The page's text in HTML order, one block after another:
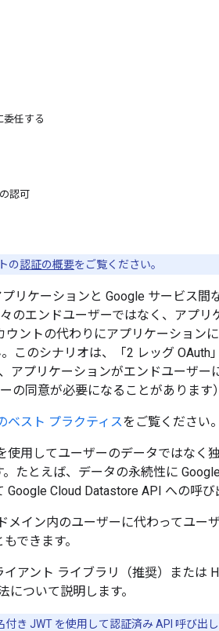
委任する
認可
の認証の概要をご覧ください。
プリケーションと Google サービス
のエンドユーザーではなく、アプ
ウントの代わりにアプリケーション
このシナリオは、「2 レッグ
アプリケーションがエンドユーザ
の同意が必要になることがあります
ベスト プラクティスをご覧ください。
使用してユーザーのデータではな
たとえば、データの永続性に
Cloud Datastore API への呼び
メイン内のユーザーに代わってユー
できます。
イアント ライブラリ（推奨）または
について説明します。
付き JWT を使用して認証済み API 呼び